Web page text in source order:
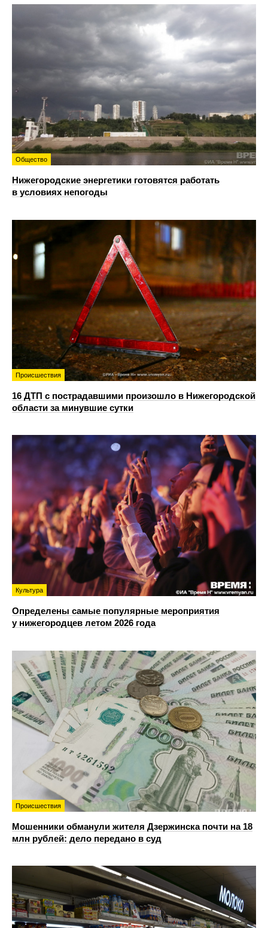
Общество
Нижегородские энергетики готовятся работать
в условиях непогоды
Происшествия
16 ДТП с пострадавшими произошло в Нижегородской
области за минувшие сутки
Культура
Определены самые популярные мероприятия
у нижегородцев летом 2026 года
Происшествия
Мошенники обманули жителя Дзержинска почти на 18
млн рублей: дело передано в суд